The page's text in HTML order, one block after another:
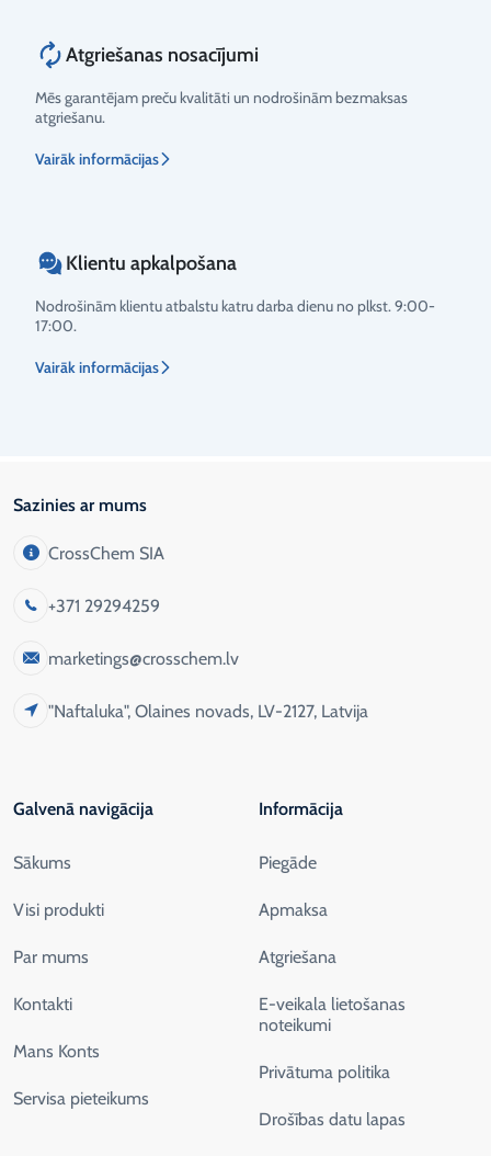
Atgriešanas nosacījumi
Mēs garantējam preču kvalitāti un nodrošinām bezmaksas
atgriešanu.
Vairāk informācijas
Klientu apkalpošana
Nodrošinām klientu atbalstu katru darba dienu no plkst. 9:00-
17:00.
Vairāk informācijas
Sazinies ar mums
CrossChem SIA
+371 29294259
marketings@crosschem.lv
"Naftaluka", Olaines novads, LV-2127, Latvija
Galvenā navigācija
Sākums
Visi produkti
Par mums
Kontakti
Mans Konts
Servisa pieteikums
Informācija
Piegāde
Apmaksa
Atgriešana
E-veikala lietošanas
noteikumi
Privātuma politika
Drošības datu lapas